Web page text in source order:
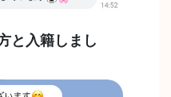
と入籍しまし